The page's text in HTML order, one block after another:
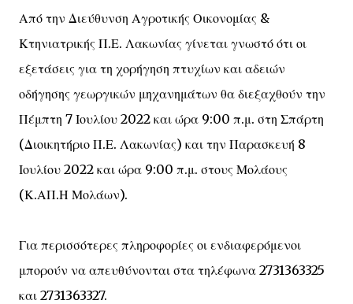
Από την Διεύθυνση Αγροτικής Οικονομίας &
Κτηνιατρικής Π.Ε. Λακωνίας γίνεται γνωστό ότι οι
εξετάσεις για τη χορήγηση πτυχίων και αδειών
οδήγησης γεωργικών μηχανημάτων θα διεξαχθούν την
Πέμπτη 7 Ιουλίου 2022 και ώρα 9:00 π.μ. στη Σπάρτη
(Διοικητήριο Π.Ε. Λακωνίας) και την Παρασκευή 8
Ιουλίου 2022 και ώρα 9:00 π.μ. στους Μολάους
(Κ.ΑΠ.Η Μολάων).
Για περισσότερες πληροφορίες οι ενδιαφερόμενοι
μπορούν να απευθύνονται στα τηλέφωνα 2731363325
και 2731363327.